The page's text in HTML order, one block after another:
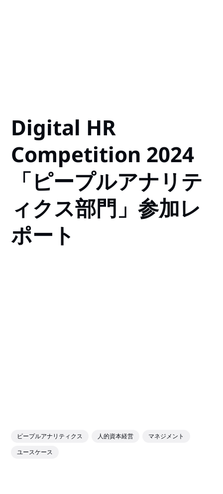
Digital HR
Competition 2024
「ピープルアナリテ
ィクス部門」参加レ
ポート
ピープルアナリティクス 人的資本経営 マネジメント
ユースケース